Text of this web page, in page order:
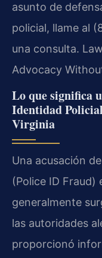
asunto de
policial, llame al
una consulta.
Advocacy
Lo que significa
Identidad
Virginia
Una acusación
(Police ID Fraud)
generalmente
las autoridades
proporcionó